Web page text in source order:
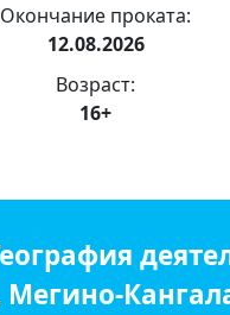
Окончание проката:
12.08.2026
Возраст:
16+